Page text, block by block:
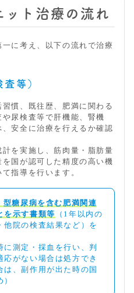
ット治療の流れ
に考え、以下の流れで治療
等）
慣、既往歴、肥満に関わる
尿検査等で肝機能、腎機
安全に治療を行えるか確認
を実施し、筋肉量・脂肪量
国が認可した精度の高い機
指導を行います。
糖尿病を含む肥満関連
を示す書類等
（1年以内の
院の検査結果など）を
測定・採血を行い、判
がない場合は処方でき
は、副作用が出た時の国